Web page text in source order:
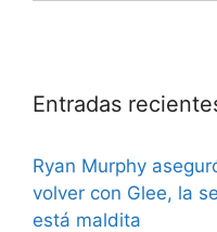
Entradas
Ryan Murphy
volver con Glee, la
está maldita